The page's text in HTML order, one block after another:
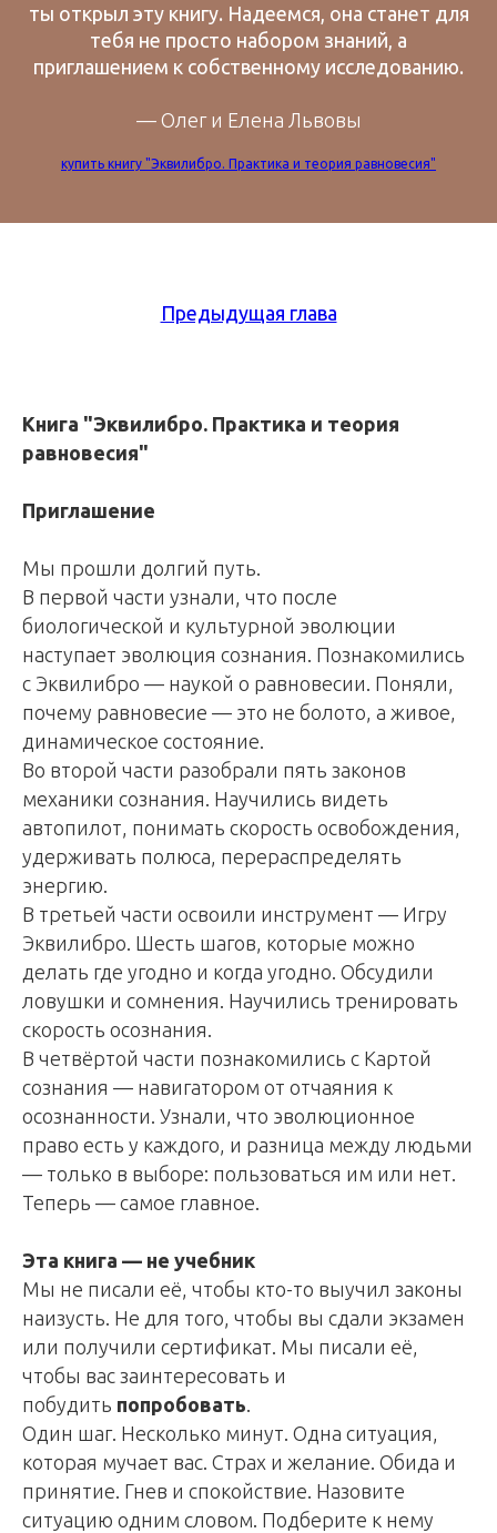
ты открыл эту книгу. Надеемся, она станет для
тебя не просто набором знаний, а
приглашением к собственному исследованию.
— Олег и Елена Львовы
купить книгу "Эквилибро. Практика и теория равновесия"
Предыдущая глава
Книга "Эквилибро. Практика и теория
равновесия"
Приглашение
Мы прошли долгий путь.
В первой части узнали, что после
биологической и культурной эволюции
наступает эволюция сознания. Познакомились
с Эквилибро — наукой о равновесии. Поняли,
почему равновесие — это не болото, а живое,
динамическое состояние.
Во второй части разобрали пять законов
механики сознания. Научились видеть
автопилот, понимать скорость освобождения,
удерживать полюса, перераспределять
энергию.
В третьей части освоили инструмент — Игру
Эквилибро. Шесть шагов, которые можно
делать где угодно и когда угодно. Обсудили
ловушки и сомнения. Научились тренировать
скорость осознания.
В четвёртой части познакомились с Картой
сознания — навигатором от отчаяния к
осознанности. Узнали, что эволюционное
право есть у каждого, и разница между людьми
— только в выборе: пользоваться им или нет.
Теперь — самое главное.
Эта книга — не учебник
Мы не писали её, чтобы кто-то выучил законы
наизусть. Не для того, чтобы вы сдали экзамен
или получили сертификат. Мы писали её,
чтобы вас заинтересовать и
побудить попробовать.
Один шаг. Несколько минут. Одна ситуация,
которая мучает вас. Страх и желание. Обида и
принятие. Гнев и спокойствие. Назовите
ситуацию одним словом. Подберите к нему